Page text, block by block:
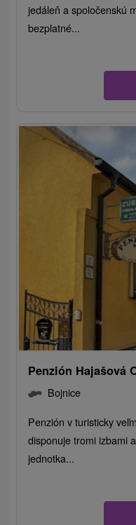
jedáleň a spoločenskú
bezplatné...
Penzión Hajašová
Bojnice
Penzión v turisticky
disponuje tromi izbami
jednotka...